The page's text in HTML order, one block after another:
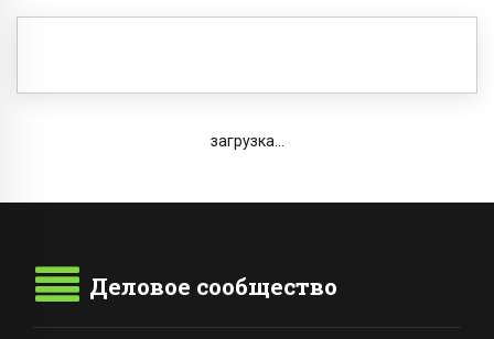
загрузка...
Деловое сообщество